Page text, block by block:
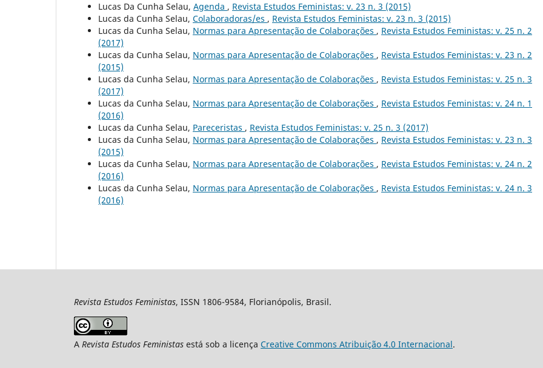
Lucas Da Cunha Selau, Agenda , Revista Estudos Feministas: v. 23 n. 3 (2015)
Lucas da Cunha Selau, Colaboradoras/es , Revista Estudos Feministas: v. 23 n. 3 (2015)
Lucas da Cunha Selau, Normas para Apresentação de Colaborações , Revista Estudos Feministas: v. 25 n. 2
(2017)
Lucas da Cunha Selau, Normas para Apresentação de Colaborações , Revista Estudos Feministas: v. 23 n. 2
(2015)
Lucas da Cunha Selau, Normas para Apresentação de Colaborações , Revista Estudos Feministas: v. 25 n. 3
(2017)
Lucas da Cunha Selau, Normas para Apresentação de Colaborações , Revista Estudos Feministas: v. 24 n. 1
(2016)
Lucas da Cunha Selau, Pareceristas , Revista Estudos Feministas: v. 25 n. 3 (2017)
Lucas da Cunha Selau, Normas para Apresentação de Colaborações , Revista Estudos Feministas: v. 23 n. 3
(2015)
Lucas da Cunha Selau, Normas para Apresentação de Colaborações , Revista Estudos Feministas: v. 24 n. 2
(2016)
Lucas da Cunha Selau, Normas para Apresentação de Colaborações , Revista Estudos Feministas: v. 24 n. 3
(2016)
Revista Estudos Feministas, ISSN 1806-9584, Florianópolis, Brasil.
A Revista Estudos Feministas está sob a licença Creative Commons Atribuição 4.0 Internacional.